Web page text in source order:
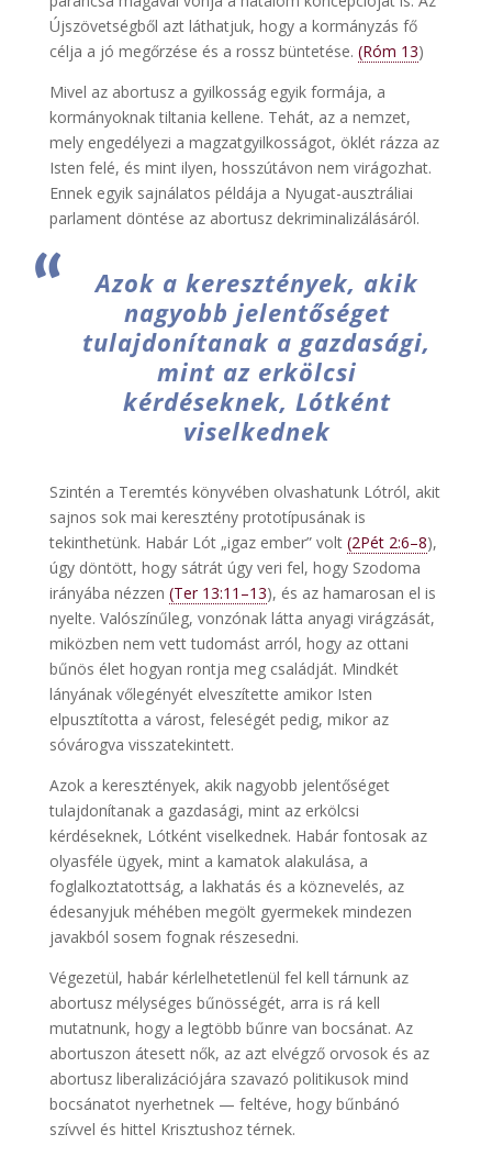
Újszövetségből azt láthatjuk, hogy a kormányzás fő
célja a jó megőrzése és a rossz büntetése. (Róm 13)
Mivel az abortusz a gyilkosság egyik formája, a
kormányoknak tiltania kellene. Tehát, az a nemzet,
mely engedélyezi a magzatgyilkosságot, öklét rázza az
Isten felé, és mint ilyen, hosszútávon nem virágozhat.
Ennek egyik sajnálatos példája a Nyugat-ausztráliai
parlament döntése az abortusz dekriminalizálásáról.
Azok a keresztények, akik
nagyobb jelentőséget
tulajdonítanak a gazdasági,
mint az erkölcsi
kérdéseknek, Lótként
viselkednek
Szintén a Teremtés könyvében olvashatunk Lótról, akit
sajnos sok mai keresztény prototípusának is
tekinthetünk. Habár Lót „igaz ember” volt (2Pét 2:6–8),
úgy döntött, hogy sátrát úgy veri fel, hogy Szodoma
irányába nézzen (Ter 13:11–13), és az hamarosan el is
nyelte. Valószínűleg, vonzónak látta anyagi virágzását,
miközben nem vett tudomást arról, hogy az ottani
bűnös élet hogyan rontja meg családját. Mindkét
lányának vőlegényét elveszítette amikor Isten
elpusztította a várost, feleségét pedig, mikor az
sóvárogva visszatekintett.
Azok a keresztények, akik nagyobb jelentőséget
tulajdonítanak a gazdasági, mint az erkölcsi
kérdéseknek, Lótként viselkednek. Habár fontosak az
olyasféle ügyek, mint a kamatok alakulása, a
foglalkoztatottság, a lakhatás és a köznevelés, az
édesanyjuk méhében megölt gyermekek mindezen
javakból sosem fognak részesedni.
Végezetül, habár kérlelhetetlenül fel kell tárnunk az
abortusz mélységes bűnösségét, arra is rá kell
mutatnunk, hogy a legtöbb bűnre van bocsánat. Az
abortuszon átesett nők, az azt elvégző orvosok és az
abortusz liberalizációjára szavazó politikusok mind
bocsánatot nyerhetnek — feltéve, hogy bűnbánó
szívvel és hittel Krisztushoz térnek.